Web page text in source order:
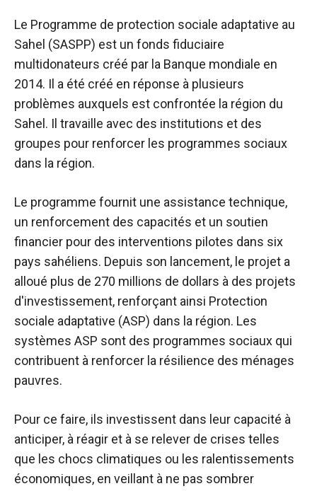
Le Programme de protection sociale adaptative au
Sahel (SASPP) est un fonds fiduciaire
multidonateurs créé par la Banque mondiale en
2014. Il a été créé en réponse à plusieurs
problèmes auxquels est confrontée la région du
Sahel. Il travaille avec des institutions et des
groupes pour renforcer les programmes sociaux
dans la région.
Le programme fournit une assistance technique,
un renforcement des capacités et un soutien
financier pour des interventions pilotes dans six
pays sahéliens. Depuis son lancement, le projet a
alloué plus de 270 millions de dollars à des projets
d'investissement, renforçant ainsi Protection
sociale adaptative (ASP) dans la région. Les
systèmes ASP sont des programmes sociaux qui
contribuent à renforcer la résilience des ménages
pauvres.
Pour ce faire, ils investissent dans leur capacité à
anticiper, à réagir et à se relever de crises telles
que les chocs climatiques ou les ralentissements
économiques, en veillant à ne pas sombrer